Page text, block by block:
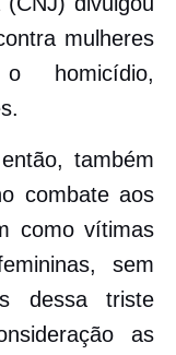
mulheres
homicídio,
também
combate aos
como vítimas
sem
dessa triste
as